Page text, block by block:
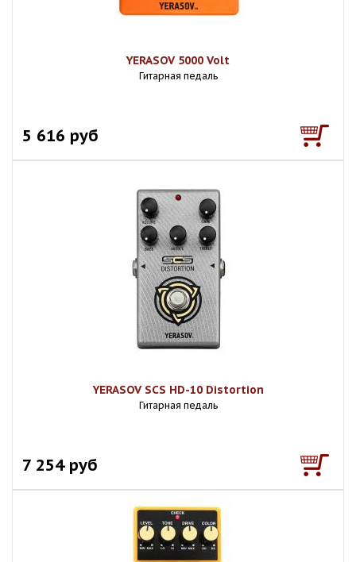
YERASOV 5000 Volt
Гитарная педаль
5 616 руб
YERASOV SCS HD-10 Distortion
Гитарная педаль
7 254 руб